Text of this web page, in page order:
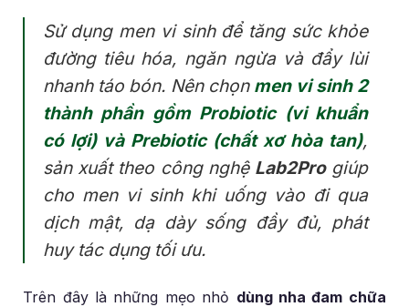
Sử dụng men vi sinh để tăng sức khỏe
đường tiêu hóa, ngăn ngừa và đẩy lùi
nhanh táo bón. Nên chọn men vi sinh 2
thành phần gồm Probiotic (vi khuẩn
có lợi) và Prebiotic (chất xơ hòa tan),
sản xuất theo công nghệ Lab2Progiúp
cho men vi sinh khi uống vào đi qua
dịch mật, dạ dày sống đầy đủ, phát
huy tác dụng tối ưu.
Trên đây là những mẹo nhỏ dùng nha đam chữa